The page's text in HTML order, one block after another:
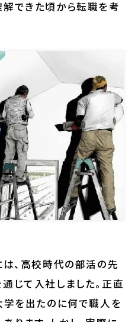
できた頃から転職を考
は、高校時代の部活の先
じて入社しました。正直
学を出たのに何で職人を